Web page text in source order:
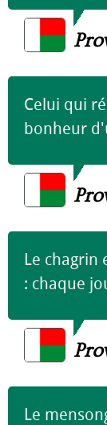
Celui qui
bonheur
Le chagrin
: chaque
Le